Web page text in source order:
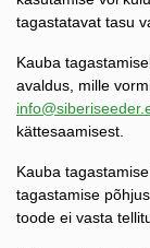
tagastatavat tasu
Kauba
avaldus, mille
kättesaamisest.
Kauba
tagastamise
toode ei vasta